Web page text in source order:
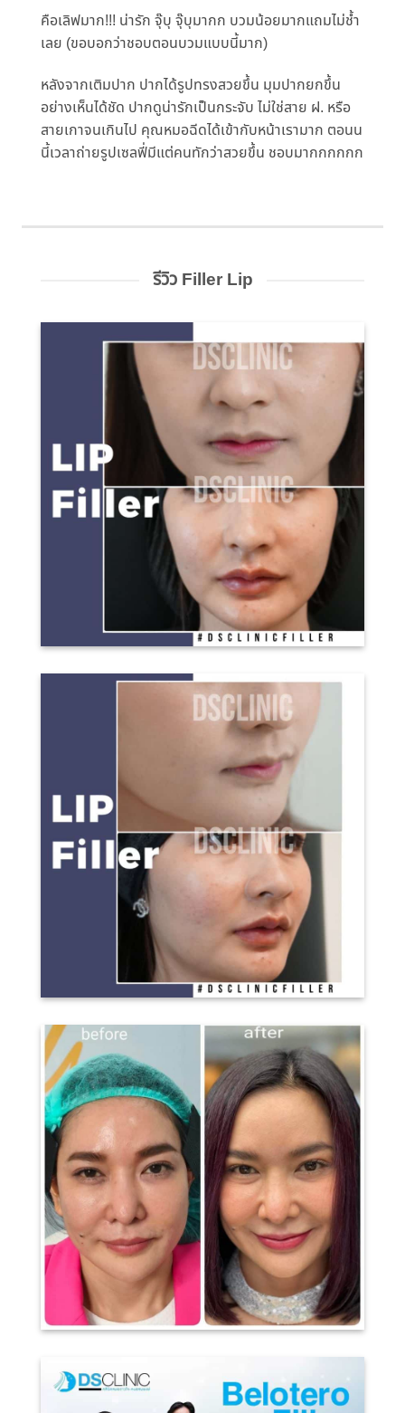
คือเลิฟมาก!!! น่ารัก จุ๊บุ จุ๊บุมากก บวมน้อยมากแถมไม่ช้ำ
เลย (ขอบอกว่าชอบตอนบวมแบบนี้มาก)
หลังจากเติมปาก ปากได้รูปทรงสวยขึ้น มุมปากยกขึ้น
อย่างเห็นได้ชัด ปากดูน่ารักเป็นกระจับ ไม่ใช่สาย ฝ. หรือ
สายเกาจนเกินไป คุณหมอฉีดได้เข้ากับหน้าเรามาก ตอนน
นี้เวลาถ่ายรูปเซลฟี่มีแต่คนทักว่าสวยขึ้น ชอบมากกกกกก
รีวิว Filler Lip